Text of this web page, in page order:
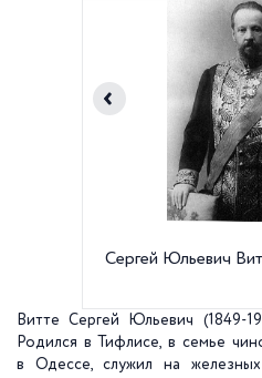
Сергей Юльевич
Витте Сергей Юльевич (1849-
Родился в Тифлисе, в семье
в Одессе, служил на